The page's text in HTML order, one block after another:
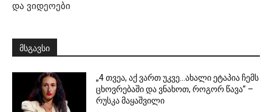
და ვიდეოები
მსგავსი
„4 თვეა, აქ ვართ უკვე…ახალი ეტაპია ჩემს
ცხოვრებაში და ვნახოთ, როგორ წავა” –
რუსკა მაყაშვილი